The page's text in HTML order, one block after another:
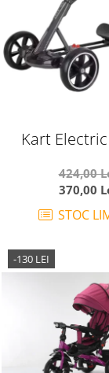
Kart
Negru
424,00
370,00
STOC
-130 LEI